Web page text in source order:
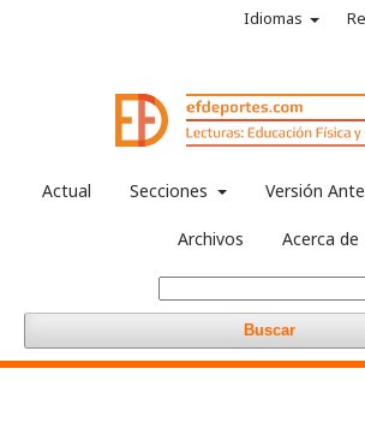
Actual Secciones Versión
Archivos Acerca de
Buscar
Idiomas